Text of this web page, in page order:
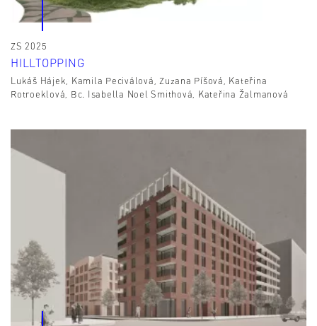
ZS 2025
HILLTOPPING
Lukáš Hájek, Kamila Peciválová, Zuzana Píšová, Kateřina
Rotroeklová, Bc. Isabella Noel Smithová, Kateřina Žalmanová